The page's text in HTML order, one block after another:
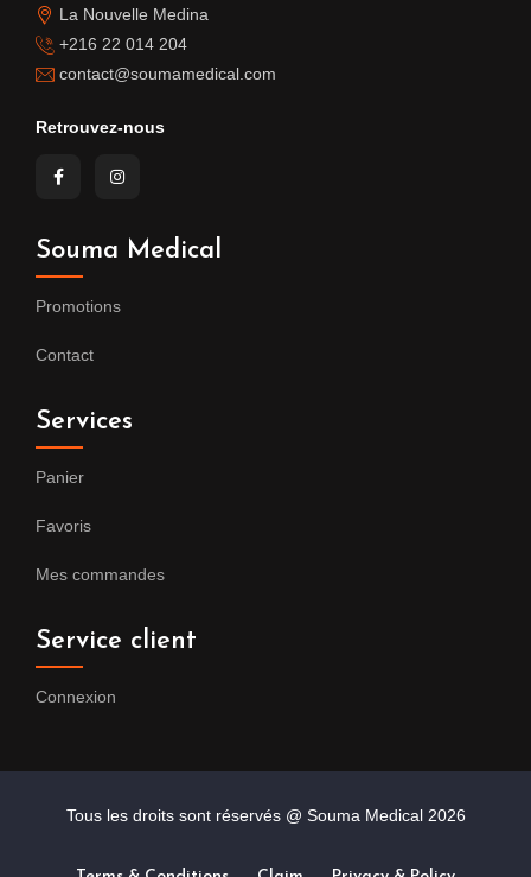
La Nouvelle Medina
+216 22 014 204
contact@soumamedical.com
Retrouvez-nous
Souma Medical
Promotions
Contact
Services
Panier
Favoris
Mes commandes
Service client
Connexion
Tous les droits sont réservés @ Souma Medical 2026